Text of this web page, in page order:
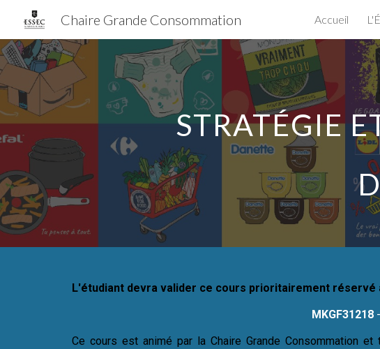
Skip to main
Chaire Grande Consommation Accueil
STRATÉGIE
L'étudiant devra valider ce cours prioritairementréservé
MKGF31218-
Ce cours est animé par la Chaire Grande Consommation